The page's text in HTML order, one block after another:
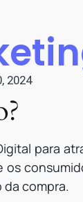
2024
para
os
compra.